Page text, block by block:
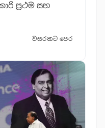
ප්‍රථම සහ
වසරකට පෙර